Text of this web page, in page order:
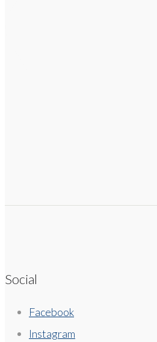
Social
Facebook
Instagram